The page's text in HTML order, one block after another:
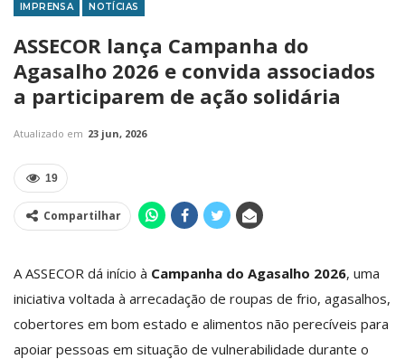
IMPRENSA NOTÍCIAS
ASSECOR lança Campanha do
Agasalho 2026 e convida associados
a participarem de ação solidária
Atualizado em 23 jun, 2026
19
Compartilhar
A ASSECOR dá início à Campanha do Agasalho 2026, uma
iniciativa voltada à arrecadação de roupas de frio, agasalhos,
cobertores em bom estado e alimentos não perecíveis para
apoiar pessoas em situação de vulnerabilidade durante o